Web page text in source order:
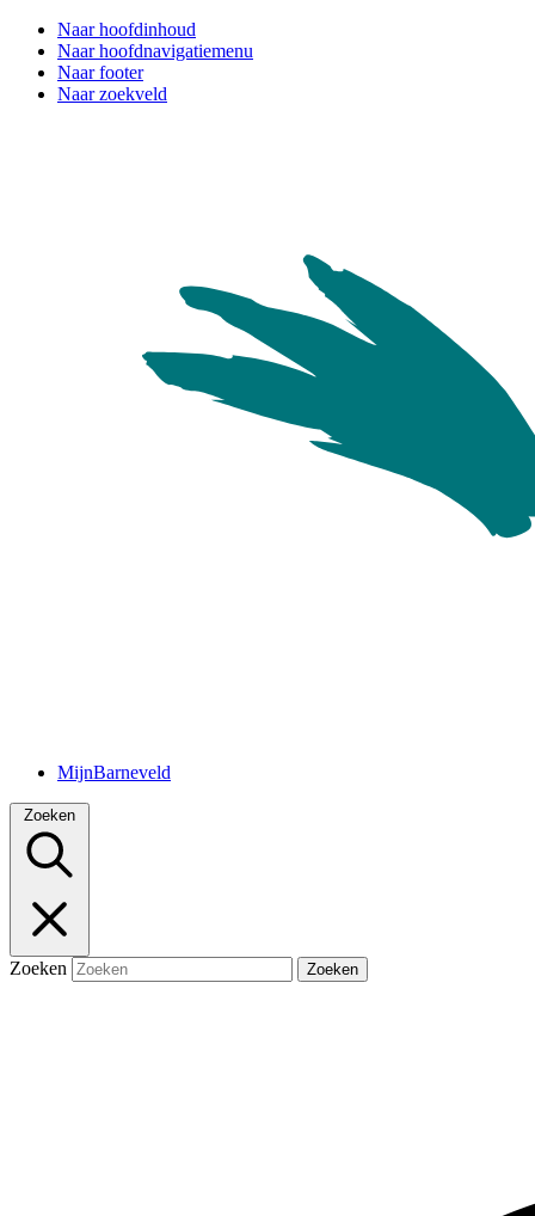
Naar hoofdinhoud
Naar hoofdnavigatiemenu
Naar footer
Naar zoekveld
MijnBarneveld
Zoeken
Zoeken Zoeken